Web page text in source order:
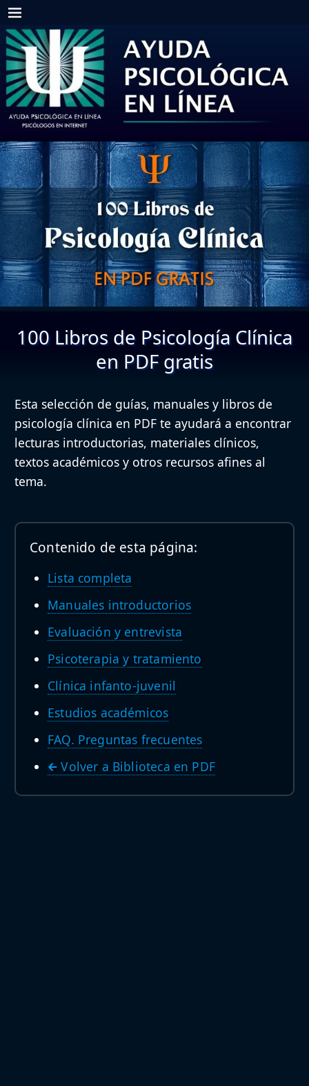
100 Libros de Psicología Clínica
en PDF gratis
Esta selección de guías, manuales y libros de
psicología clínica en PDF te ayudará a encontrar
lecturas introductorias, materiales clínicos,
textos académicos y otros recursos afines al
tema.
Contenido de esta página:
Lista completa
Manuales introductorios
Evaluación y entrevista
Psicoterapia y tratamiento
Clínica infanto-juvenil
Estudios académicos
FAQ. Preguntas frecuentes
🡰 Volver a Biblioteca en PDF